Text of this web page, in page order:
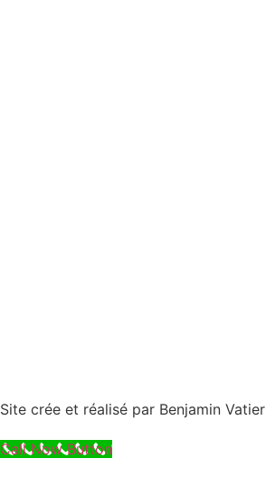
Site crée et réalisé par Benjamin Vatier
Call Now Button